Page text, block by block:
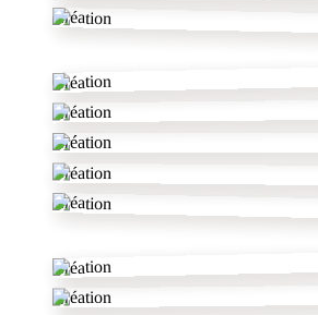
Création
Création
Création
Création
Création
Création
Création
Création